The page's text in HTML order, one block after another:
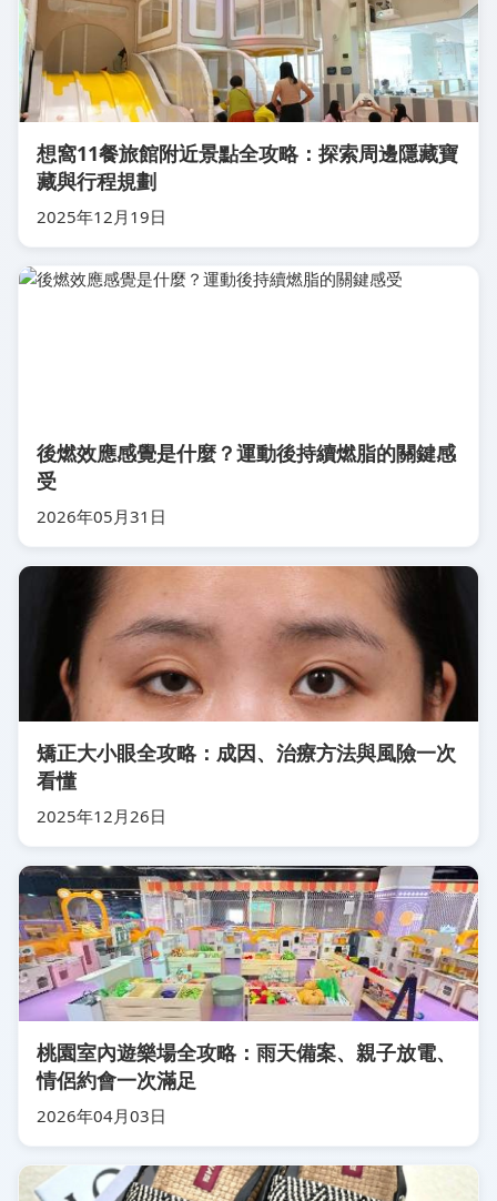
想窩11餐旅館附近景點全攻略：探索周邊隱藏寶
藏與行程規劃
2025年12月19日
後燃效應感覺是什麼？運動後持續燃脂的關鍵感
受
2026年05月31日
矯正大小眼全攻略：成因、治療方法與風險一次
看懂
2025年12月26日
桃園室內遊樂場全攻略：雨天備案、親子放電、
情侶約會一次滿足
2026年04月03日